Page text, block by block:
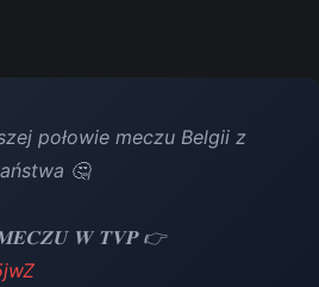
połowie meczu Belgii z
🤔
𝐌𝐄𝐂𝐙𝐔 𝐖 𝐓𝐕𝐏 👉